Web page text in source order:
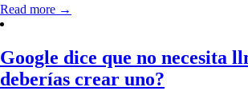
Read more →
Google dice que no necesita
deberías crear uno?